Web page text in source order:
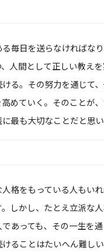
毎日を送らなければな
人間として正しい教え
る。その努力を通じて
めていく。そのことが
最も大切なことだと思い
格をもっている人もい
しかし、たとえ立派な
あっても、その一生を
ることはたいへん難しい